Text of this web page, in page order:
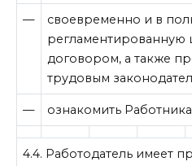
—
своевременно и в
договором, а также
трудовым
— ознакомить
4.4. Работодатель имеет